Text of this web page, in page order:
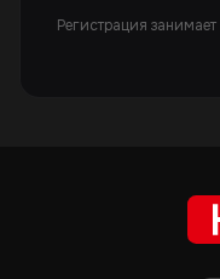
Регистрация